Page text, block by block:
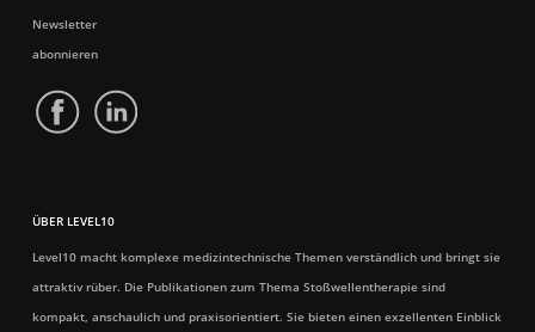
Newsletter
abonnieren
ÜBER LEVEL10
Level10 macht komplexe medizintechnische Themen verständlich und bringt sie
attraktiv rüber. Die Publikationen zum Thema Stoßwellentherapie sind
kompakt, anschaulich und praxisorientiert. Sie bieten einen exzellenten Einblick